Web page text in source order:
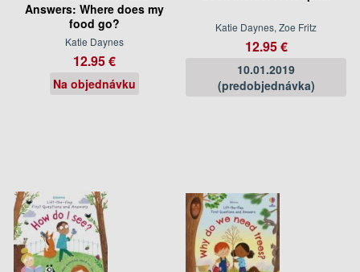
Answers: Where does my
food go?
Katie Daynes
12.95 €
Na objednávku
Katie Daynes, Zoe Fritz
12.95 €
10.01.2019
(predobjednávka)